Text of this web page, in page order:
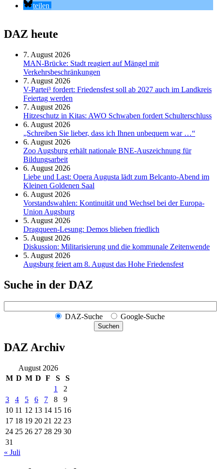
teilen
DAZ heute
7. August 2026
MAN-Brücke: Stadt reagiert auf Mängel mit
Verkehrsbeschränkungen
7. August 2026
V-Partei­³ fordert: Friedens­fest soll ab 2027 auch im Land­kreis
Feier­tag werden
7. August 2026
Hitzeschutz in Kitas: AWO Schwaben fordert Schulterschluss
6. August 2026
„Schreiben Sie lieber, dass ich Ihnen unbequem war …“
6. August 2026
Zoo Augsburg erhält nationale BNE-Auszeichnung für
Bildungsarbeit
6. August 2026
Liebe und Last: Opera Augusta lädt zum Belcanto-Abend im
Kleinen Goldenen Saal
6. August 2026
Vorstandswahlen: Kontinuität und Wechsel bei der Europa-
Union Augsburg
5. August 2026
Dragqueen-Lesung: Demos blieben friedlich
5. August 2026
Diskussion: Mi­li­ta­ri­sie­rung und die kommunale Zeitenwende
5. August 2026
Augsburg feiert am 8. August das Hohe Friedensfest
Suche in der DAZ
DAZ-Suche Google-Suche
Suchen
DAZ Archiv
August 2026
M D M D F S
S
1
2
3
4 5 6 7 8
9
10 11 12 13 14 15 16
17 18 19 20 21 22 23
24 25 26 27 28 29 30
31
« Juli